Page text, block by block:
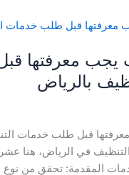
يجب معرفتها
بالرياض
قبل طلب خدمات
في الرياض، هنا
المقدمة: تحقق من نوع